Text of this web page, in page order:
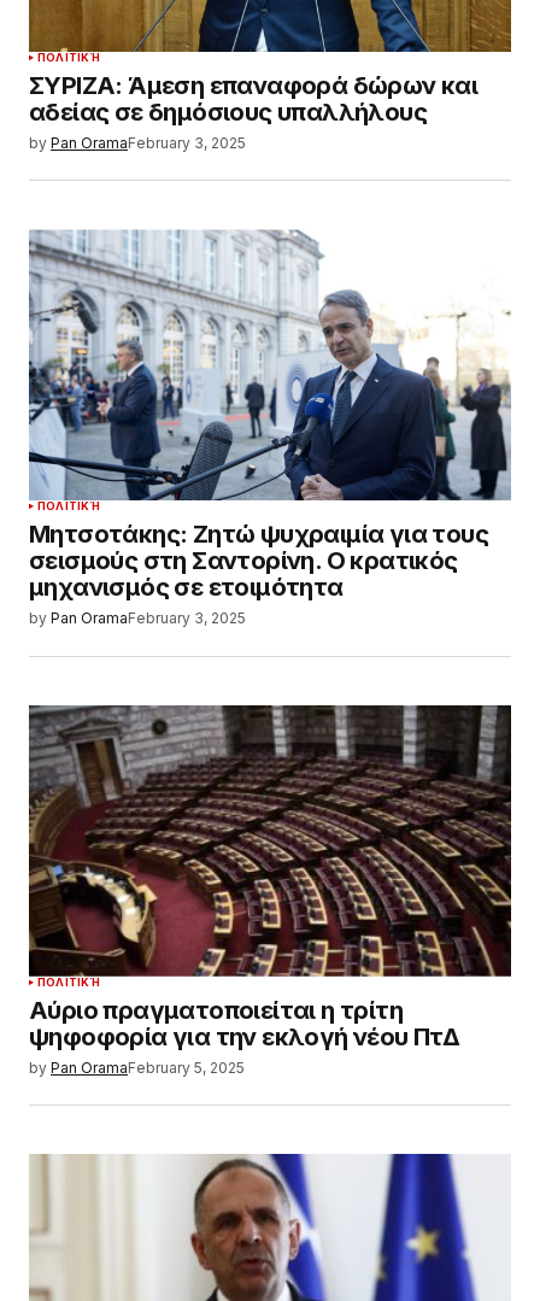
ΠΟΛΙΤΙΚΉ
ΣΥΡΙΖΑ: Άμεση επαναφορά δώρων και
αδείας σε δημόσιους υπαλλήλους
by Pan OramaFebruary 3, 2025
ΠΟΛΙΤΙΚΉ
Μητσοτάκης: Ζητώ ψυχραιμία για τους
σεισμούς στη Σαντορίνη. Ο κρατικός
μηχανισμός σε ετοιμότητα
by Pan OramaFebruary 3, 2025
ΠΟΛΙΤΙΚΉ
Αύριο πραγματοποιείται η τρίτη
ψηφοφορία για την εκλογή νέου ΠτΔ
by Pan OramaFebruary 5, 2025